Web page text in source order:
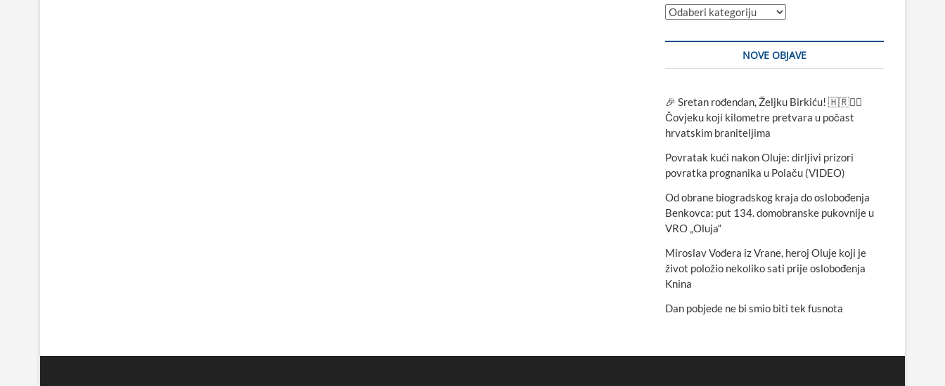
Kategorije
NOVE OBJAVE
🎉 Sretan rođendan, Željku Birkiću! 🇭🇷🏃‍♂️
Čovjeku koji kilometre pretvara u počast
hrvatskim braniteljima
Povratak kući nakon Oluje: dirljivi prizori
povratka prognanika u Polaču (VIDEO)
Od obrane biogradskog kraja do oslobođenja
Benkovca: put 134. domobranske pukovnije u
VRO „Oluja“
Miroslav Vođera iz Vrane, heroj Oluje koji je
život položio nekoliko sati prije oslobođenja
Knina
Dan pobjede ne bi smio biti tek fusnota